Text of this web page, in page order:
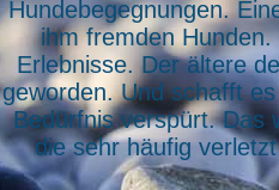
Hundebegegnungen.
ihm fremden
Erlebnisse. Der ältere
geworden. Und schafft
Bedürfnis verspürt. Das
die sehr häufig